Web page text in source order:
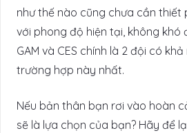
như thế nào cũng chưa cần thiết
với phong độ hiện tại, không khó
GAM và CES chính là 2 đội có
trường hợp này nhất.
Nếu bản thân bạn rơi vào hoàn
sẽ là lựa chọn của bạn? Hãy để